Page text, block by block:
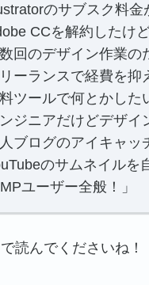
のサブスク料
CCを解約したけ
数回のデザイン作業
リーランスで経費を抑
料ツールで何とかした
ンジニアだけどデザイ
人ブログのアイキャッ
のサムネイルを
ユーザー全般！」
読んでくださいね！